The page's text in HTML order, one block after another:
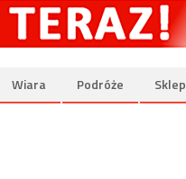
Wiara Podróże Sklep